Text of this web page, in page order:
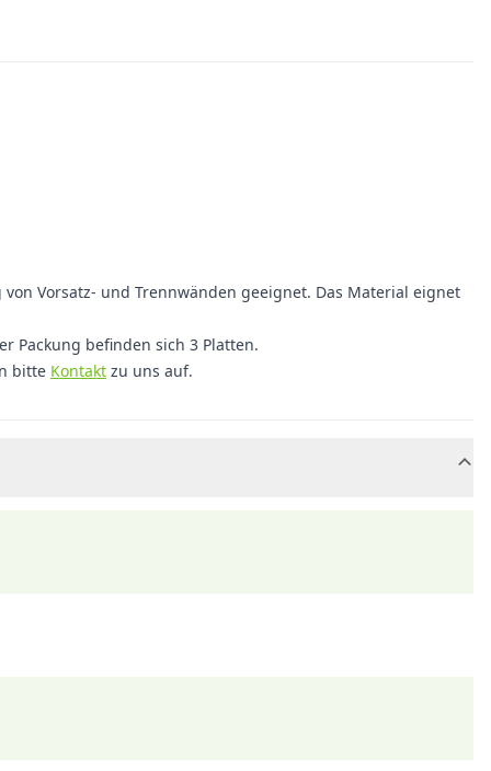
Vorsatz- und Trennwänden geeignet. Das Material eignet
Packung befinden sich 3 Platten.
bitte Kontakt zu uns auf.